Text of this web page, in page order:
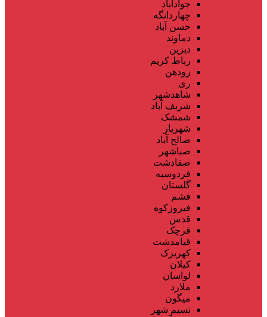
جوادآباد
چهاردانگه
حسن آباد
دماوند
دیزین
رباط کریم
رودهن
ری
شاهدشهر
شریف آباد
شمشک
شهریار
صالح آباد
صباشهر
صفادشت
فردوسیه
گلستان
فشم
فیروزکوه
قدس
قرچک
قیامدشت
کهریزک
کیلان
لواسان
ملارد
میگون
نسیم شهر